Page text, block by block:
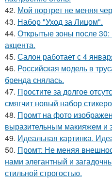
42. Мой портрет не меняя
43. Набор "Уход за Лицом".
44. Открытые зоны после 30:
акцента.
45. Салон работает с 4
46. Российская модель в
бренда снялась.
47. Простите за долгое
смягчит новый набор
48. Промт на фото
выразительным макияжем и
49. Идеальная картинка.
50. Промт: Не меняя
нами элегантный и
стильной строгостью.